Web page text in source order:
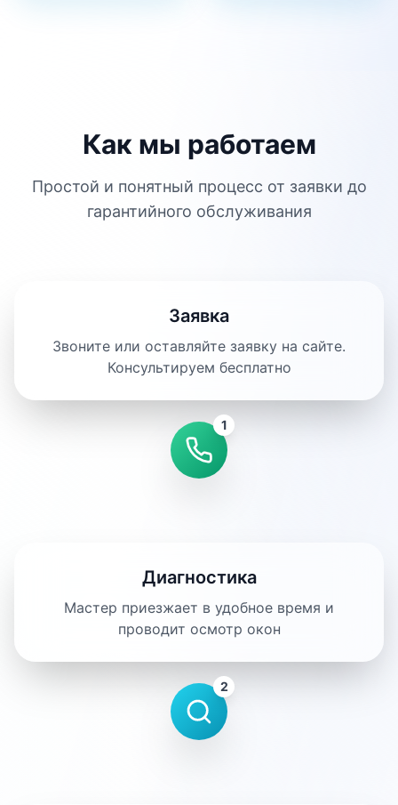
Как мы работаем
Простой и понятный процесс от заявки до
гарантийного обслуживания
Заявка
Звоните или оставляйте заявку на сайте.
Консультируем бесплатно
1
Диагностика
Мастер приезжает в удобное время и
проводит осмотр окон
2